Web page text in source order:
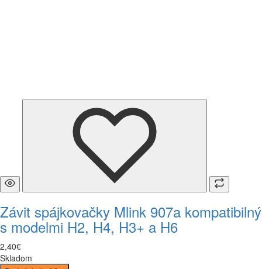
Závit spájkovačky Mlink 907a kompatibilný
s modelmi H2, H4, H3+ a H6
2,40€
Skladom